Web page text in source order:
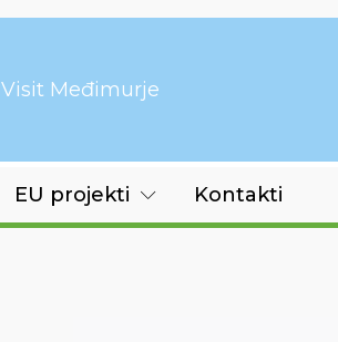
Visit Međimurje
EU projekti Kontakti